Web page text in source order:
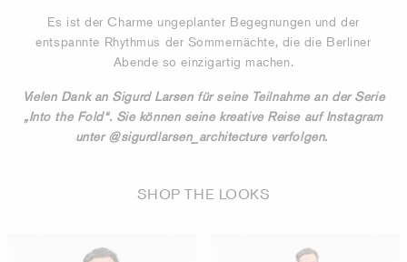
Es ist der Charme ungeplanter Begegnungen und der
entspannte Rhythmus der Sommernächte, die die Berliner
Abende so einzigartig machen.
Vielen Dank an Sigurd Larsen für seine Teilnahme an der Serie
„Into the Fold“. Sie können seine kreative Reise auf Instagram
unter @sigurdlarsen_architecture verfolgen.
SHOP THE LOOKS